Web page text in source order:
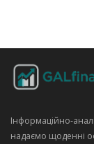
надаємо щоденні